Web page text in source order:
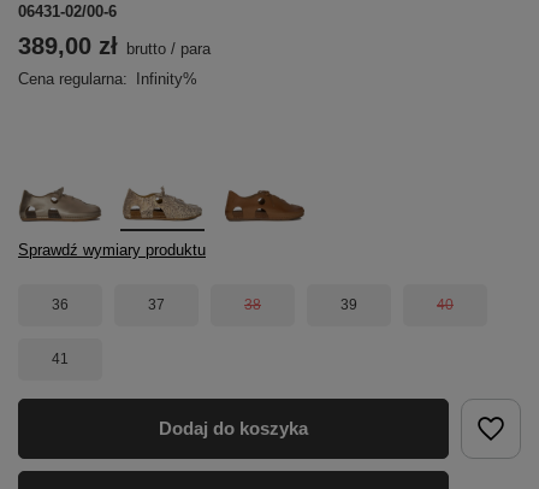
06431-02/00-6
389,00 zł brutto / para
Cena regularna:
Infinity%
Sprawdź wymiary produktu
36 37 38 39 40
41
Dodaj do koszyka